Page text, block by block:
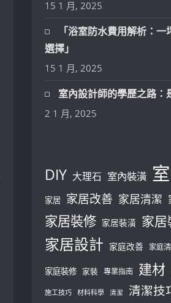
15 1 月, 2025
「浴室防水費用解析：
選擇」
15 1 月, 2025
室內設計師的學歷之路：
2 1 月, 2025
DIY 大理石 室內裝潢
家居 家居改善 家居清潔
家居裝修 家居裝潢 家居
家居設計 家庭改善 家庭
家庭裝修 家裝 專業指南 建材
施工技巧 材料科學 清潔 清潔技